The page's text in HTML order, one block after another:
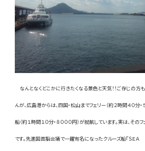
なんとなくどこかに行きたくなる景色と天気！！ご存じの方
んが、広島港からは、四国・松山までフェリー（約２時間４０分・
船（約１時間１０分・８０００円）が就航しています。実は、その
です。先進国首脳会議で一躍有名になったクルーズ船『ＳＥＡ